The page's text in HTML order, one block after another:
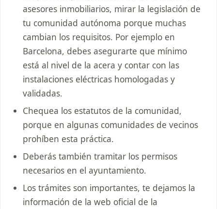
asesores inmobiliarios, mirar la legislación de
tu comunidad autónoma porque muchas
cambian los requisitos. Por ejemplo en
Barcelona, debes asegurarte que mínimo
está al nivel de la acera y contar con las
instalaciones eléctricas homologadas y
validadas.
Chequea los estatutos de la comunidad,
porque en algunas comunidades de vecinos
prohíben esta práctica.
Deberás también tramitar los permisos
necesarios en el ayuntamiento.
Los trámites son importantes, te dejamos la
información de la web oficial de la